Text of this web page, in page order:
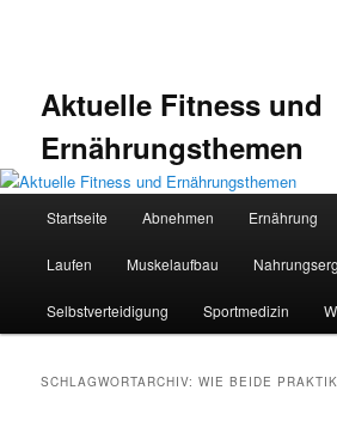
Aktuelle Fitness und
Ernährungsthemen
Startseite Abnehmen Ernährung
Laufen Muskelaufbau
Selbstverteidigung Sportmedizin
SCHLAGWORTARCHIV:WIE BEIDE